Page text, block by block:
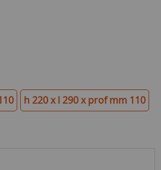
h 220 x l 290 x prof mm 110